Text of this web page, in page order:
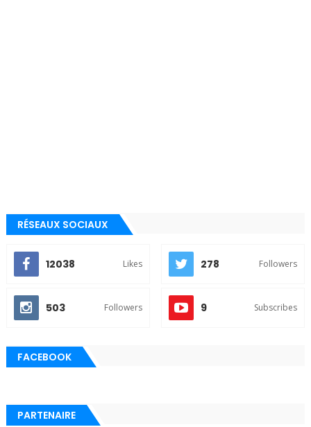
RÉSEAUX SOCIAUX
12038 Likes 278 Followers
503 Followers 9 Subscribes
FACEBOOK
PARTENAIRE